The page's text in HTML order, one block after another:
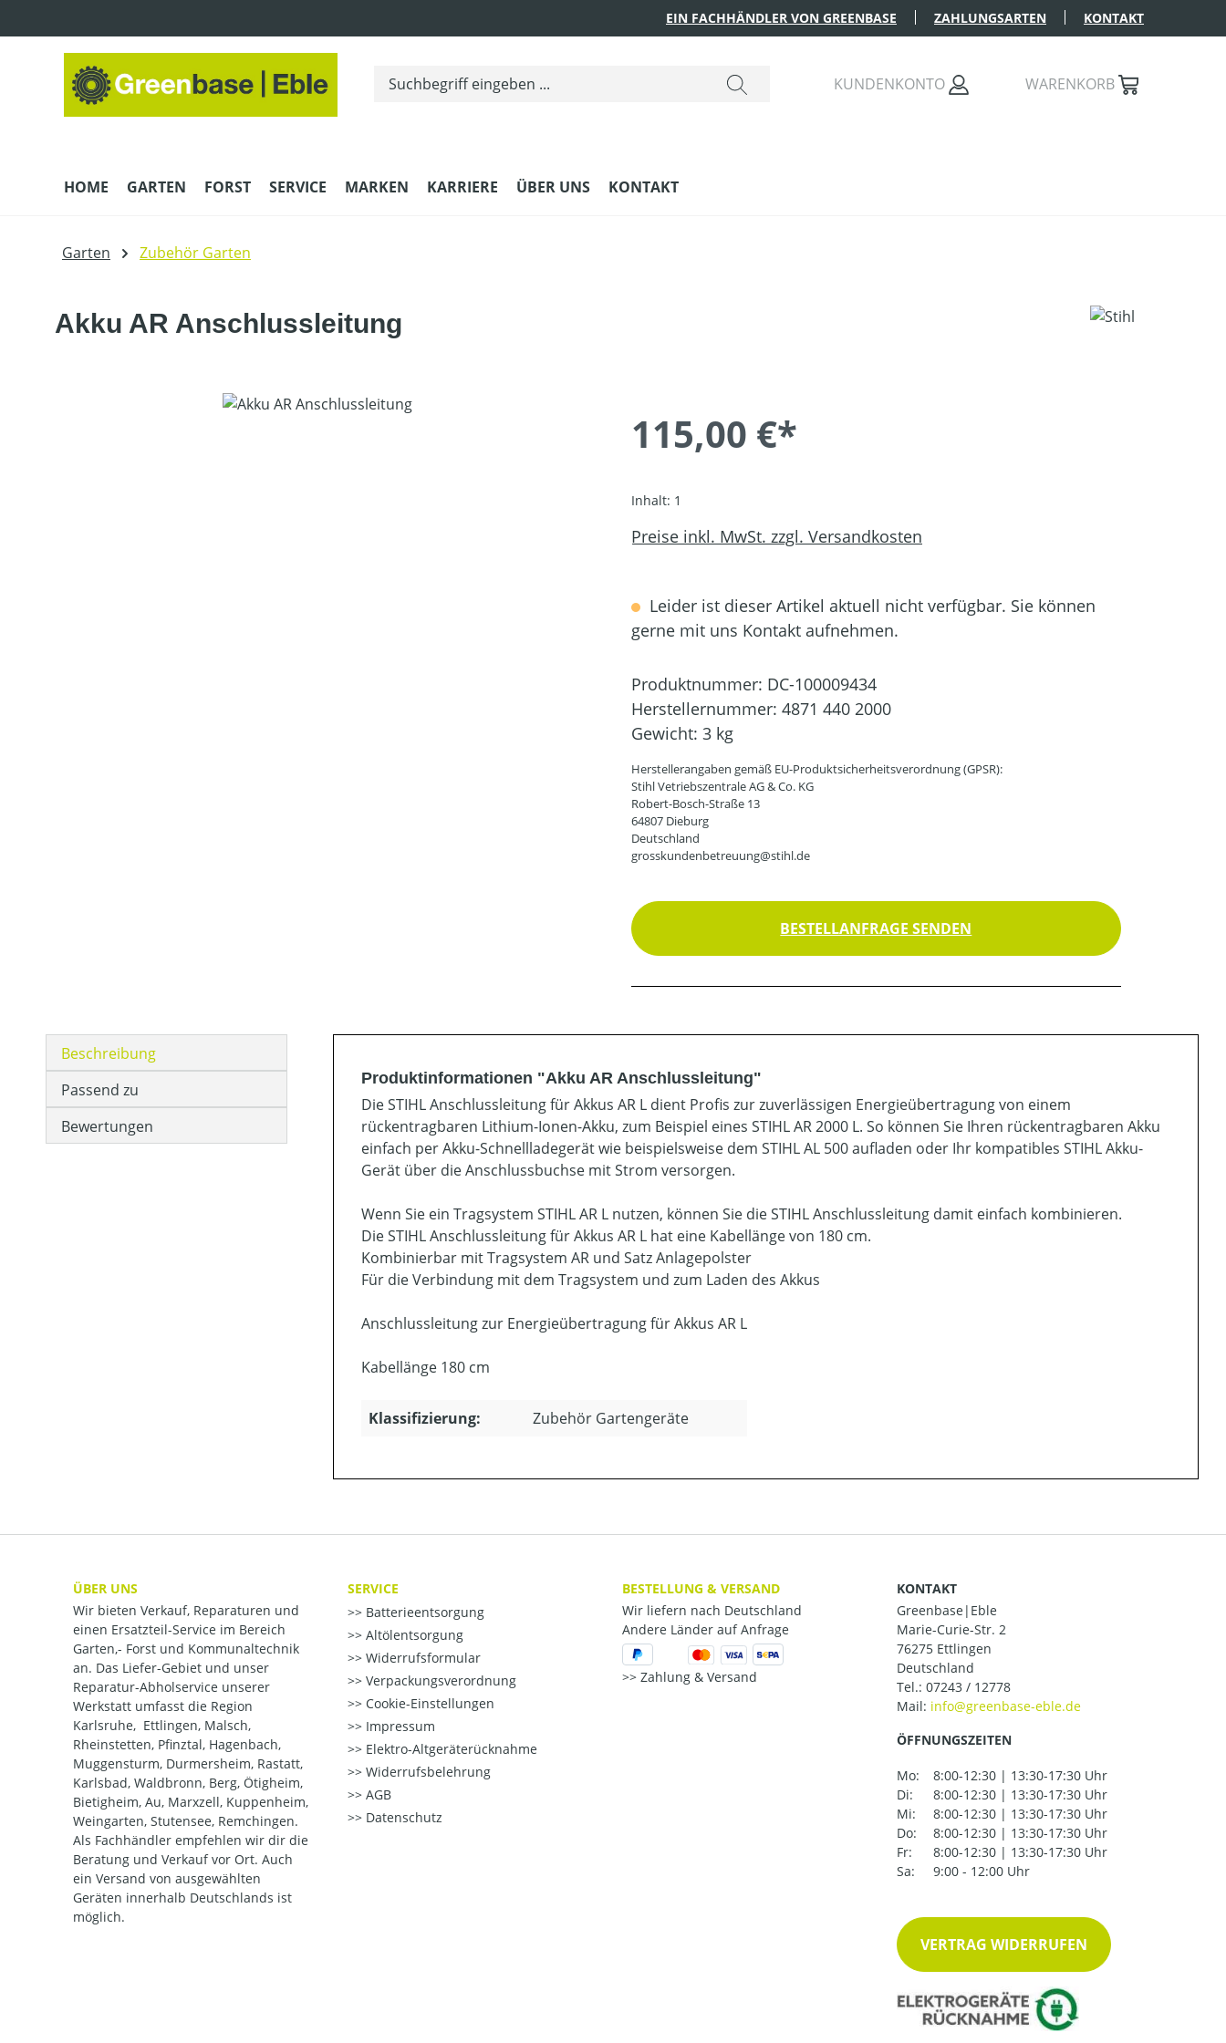
EIN FACHHÄNDLER VON GREENBASE ZAHLUNGSARTEN KONTAKT
KUNDENKONTO WARENKORB
HOME GARTEN FORST SERVICE MARKEN KARRIERE ÜBER UNS KONTAKT
Garten Zubehör Garten
Akku AR Anschlussleitung
Bildergalerie überspringen
115,00 €*
Inhalt: 1
Preise inkl. MwSt. zzgl. Versandkosten
Leider ist dieser Artikel aktuell nicht verfügbar. Sie können
gerne mit uns Kontakt aufnehmen.
Produktnummer: DC-100009434
Herstellernummer: 4871 440 2000
Gewicht: 3 kg
Herstellerangaben gemäß EU-Produktsicherheitsverordnung (GPSR):
Stihl Vetriebszentrale AG & Co. KG
Robert-Bosch-Straße 13
64807 Dieburg
Deutschland
grosskundenbetreuung@stihl.de
BESTELLANFRAGE SENDEN
Beschreibung
Passend zu
Bewertungen
Produktinformationen "Akku AR Anschlussleitung"
Die STIHL Anschlussleitung für Akkus AR L dient Profis zur zuverlässigen Energieübertragung von einem
rückentragbaren Lithium-Ionen-Akku, zum Beispiel eines STIHL AR 2000 L. So können Sie Ihren rückentragbaren Akku
einfach per Akku-Schnellladegerät wie beispielsweise dem STIHL AL 500 aufladen oder Ihr kompatibles STIHL Akku-
Gerät über die Anschlussbuchse mit Strom versorgen.
Wenn Sie ein Tragsystem STIHL AR L nutzen, können Sie die STIHL Anschlussleitung damit einfach kombinieren.
Die STIHL Anschlussleitung für Akkus AR L hat eine Kabellänge von 180 cm.
Kombinierbar mit Tragsystem AR und Satz Anlagepolster
Für die Verbindung mit dem Tragsystem und zum Laden des Akkus
Anschlussleitung zur Energieübertragung für Akkus AR L
Kabellänge 180 cm
Klassifizierung: Zubehör Gartengeräte
ÜBER UNS
Wir bieten Verkauf, Reparaturen und
einen Ersatzteil-Service im Bereich
Garten,- Forst und Kommunaltechnik
an. Das Liefer-Gebiet und unser
Reparatur-Abholservice unserer
Werkstatt umfasst die Region
Karlsruhe, Ettlingen, Malsch,
Rheinstetten, Pfinztal, Hagenbach,
Muggensturm, Durmersheim, Rastatt,
Karlsbad, Waldbronn, Berg, Ötigheim,
Bietigheim, Au, Marxzell, Kuppenheim,
Weingarten, Stutensee, Remchingen.
Als Fachhändler empfehlen wir dir die
Beratung und Verkauf vor Ort. Auch
ein Versand von ausgewählten
Geräten innerhalb Deutschlands ist
möglich.
SERVICE
Batterieentsorgung
Altölentsorgung
Widerrufsformular
Verpackungsverordnung
Cookie-Einstellungen
Impressum
Elektro-Altgeräterücknahme
Widerrufsbelehrung
AGB
Datenschutz
BESTELLUNG & VERSAND
Wir liefern nach Deutschland
Andere Länder auf Anfrage
Zahlung & Versand
KONTAKT
Greenbase|Eble
Marie-Curie-Str. 2
76275 Ettlingen
Deutschland
Tel.: 07243 / 12778
Mail:
ÖFFNUNGSZEITEN
Mo:
8:00-12:30 | 13:30-17:30 Uhr
Di:
8:00-12:30 | 13:30-17:30 Uhr
Mi:
8:00-12:30 | 13:30-17:30 Uhr
Do:
8:00-12:30 | 13:30-17:30 Uhr
Fr:
8:00-12:30 | 13:30-17:30 Uhr
Sa:
9:00 - 12:00 Uhr
VERTRAG WIDERRUFEN